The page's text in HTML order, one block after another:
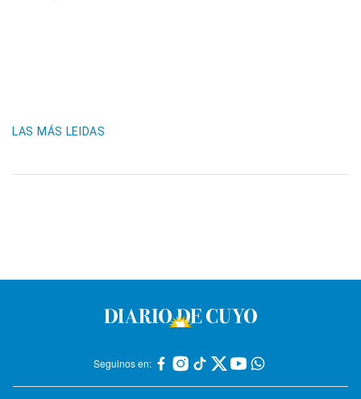
LAS MÁS LEIDAS
Seguinos en: